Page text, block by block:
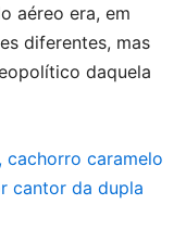
aéreo era, em
diferentes, mas
daquela
cachorro caramelo
cantor da dupla